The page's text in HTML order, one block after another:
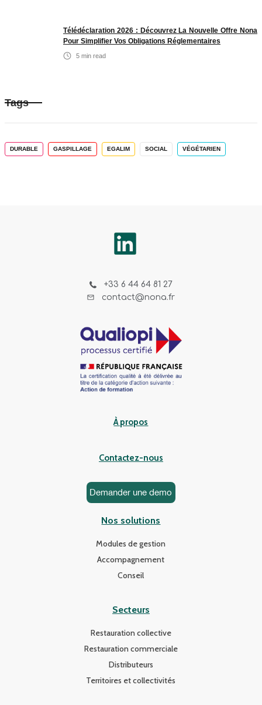
Télédéclaration 2026 : Découvrez La Nouvelle Offre Nona
Pour Simplifier Vos Obligations Réglementaires
5 min read
Tags
DURABLE GASPILLAGE EGALIM SOCIAL VÉGÉTARIEN
+33 6 44 64 81 27
contact@nona.fr
À propos
Contactez-nous
Demander une demo
Nos solutions
Modules de gestion
Accompagnement
Conseil
Secteurs
Restauration collective
Restauration commerciale
Distributeurs
Territoires et collectivités